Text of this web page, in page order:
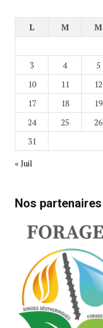
L
M M
3
4 5
10
11 12
17
18 19
24
25 26
31
« Juil
Nos partenaires